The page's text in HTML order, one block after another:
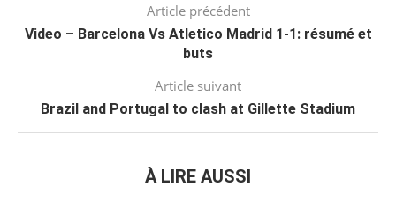
Article précédent
Video – Barcelona Vs Atletico Madrid 1-1: résumé et
buts
Article suivant
Brazil and Portugal to clash at Gillette Stadium
À LIRE AUSSI